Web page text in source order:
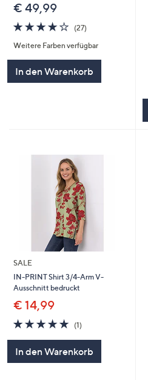
€ 49,99
4.1
von
5
(27)27
Weitere Farben verfügbar
In den Warenkorb
SALE
IN-PRINT Shirt 3/4-Arm V-
Ausschnitt bedruckt
€ 14,99
5.0
von
(1)1
In den Warenkorb